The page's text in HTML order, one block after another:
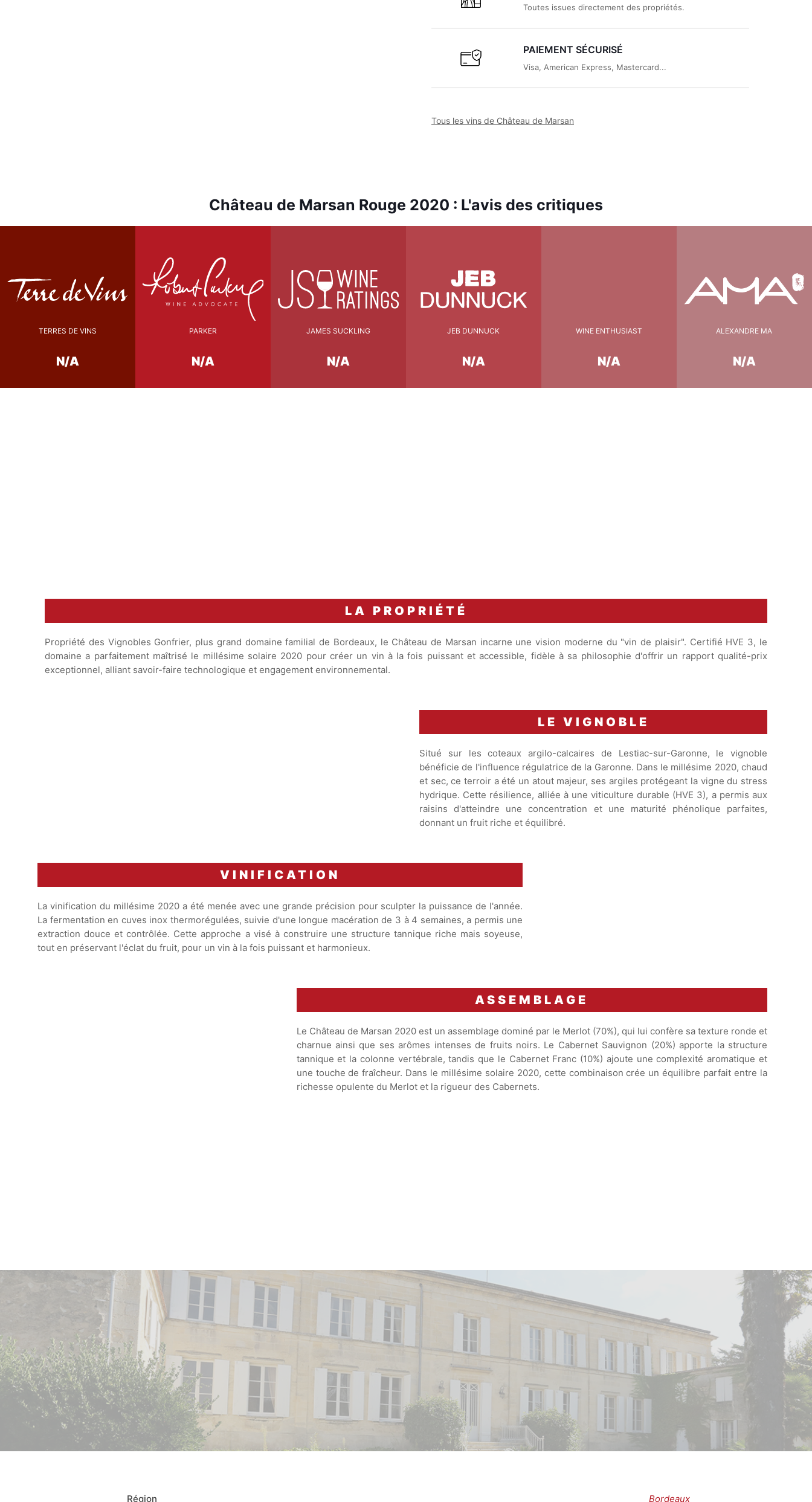
Toutes issues directement des propriétés.
PAIEMENT SÉCURISÉ
Visa, American Express, Mastercard...
Tous les vins de Château de Marsan
Château de Marsan Rouge 2020 : L'avis des critiques
TERRES DE VINS
N/A
PARKER
N/A
JAMES SUCKLING
N/A
JEB DUNNUCK
N/A
WINE ENTHUSIAST
N/A
ALEXANDRE MA
N/A
LA PROPRIÉTÉ
Propriété des Vignobles Gonfrier, plus grand domaine familial de Bordeaux, le Château de Marsan incarne une vision moderne du "vin de plaisir". Certifié HVE 3, le
domaine a parfaitement maîtrisé le millésime solaire 2020 pour créer un vin à la fois puissant et accessible, fidèle à sa philosophie d'offrir un rapport qualité-prix
exceptionnel, alliant savoir-faire technologique et engagement environnemental.
LE VIGNOBLE
Situé sur les coteaux argilo-calcaires de Lestiac-sur-Garonne, le vignoble
bénéficie de l'influence régulatrice de la Garonne. Dans le millésime 2020, chaud
et sec, ce terroir a été un atout majeur, ses argiles protégeant la vigne du stress
hydrique. Cette résilience, alliée à une viticulture durable (HVE 3), a permis aux
raisins d'atteindre une concentration et une maturité phénolique parfaites,
donnant un fruit riche et équilibré.
VINIFICATION
La vinification du millésime 2020 a été menée avec une grande précision pour sculpter la puissance de l'année.
La fermentation en cuves inox thermorégulées, suivie d'une longue macération de 3 à 4 semaines, a permis une
extraction douce et contrôlée. Cette approche a visé à construire une structure tannique riche mais soyeuse,
tout en préservant l'éclat du fruit, pour un vin à la fois puissant et harmonieux.
ASSEMBLAGE
Le Château de Marsan 2020 est un assemblage dominé par le Merlot (70%), qui lui confère sa texture ronde et
charnue ainsi que ses arômes intenses de fruits noirs. Le Cabernet Sauvignon (20%) apporte la structure
tannique et la colonne vertébrale, tandis que le Cabernet Franc (10%) ajoute une complexité aromatique et
une touche de fraîcheur. Dans le millésime solaire 2020, cette combinaison crée un équilibre parfait entre la
richesse opulente du Merlot et la rigueur des Cabernets.
Région Bordeaux